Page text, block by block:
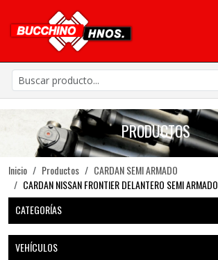
PRODUCTOS
Inicio Productos
CARDAN SEMI ARMADO
CARDAN NISSAN FRONTIER DELANTERO SEMI ARMADO
CATEGORÍAS
VEHÍCULOS